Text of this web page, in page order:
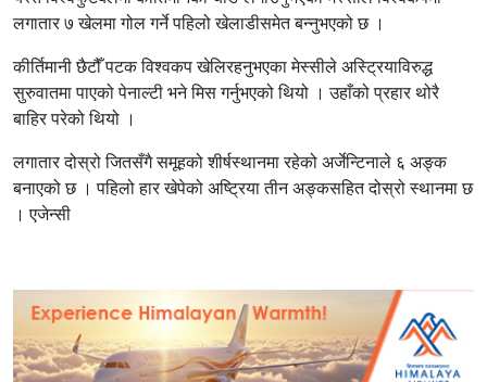
लगातार ७ खेलमा गोल गर्ने पहिलो खेलाडीसमेत बन्नुभएको छ ।
कीर्तिमानी छैटौँ पटक विश्वकप खेलिरहनुभएका मेस्सीले अस्ट्रियाविरुद्ध
सुरुवातमा पाएको पेनाल्टी भने मिस गर्नुभएको थियो । उहाँको प्रहार थोरै
बाहिर परेको थियो ।
लगातार दोस्रो जितसँगै समूहको शीर्षस्थानमा रहेको अर्जेन्टिनाले ६ अङ्क
बनाएको छ । पहिलो हार खेपेको अष्ट्रिया तीन अङ्कसहित दोस्रो स्थानमा छ
। एजेन्सी